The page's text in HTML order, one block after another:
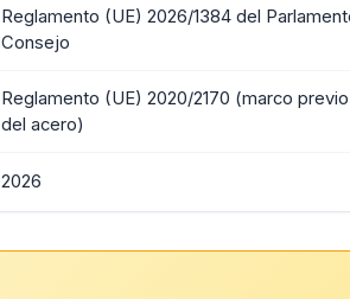
Reglamento (UE) 2026/1384 del
Consejo
Reglamento (UE) 2020/2170 (marco
del acero)
2026